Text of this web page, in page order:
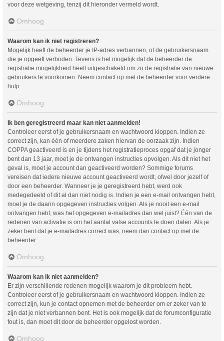
voor deze wetgeving, tenzij dit hieronder vermeld wordt.
Omhoog
Waarom kan ik niet registreren?
Mogelijk heeft de beheerder je IP-adres verbannen, of de gebruikersnaam
die je opgeeft verboden. Tevens is het mogelijk dat de beheerder de
registratie mogelijkheid heeft uitgeschakeld om zo de registratie van nieuwe
gebruikers te voorkomen. Neem contact op met de beheerder voor verdere
hulp.
Omhoog
Ik ben geregistreerd maar kan niet aanmelden!
Controleer eerst of je gebruikersnaam en wachtwoord kloppen. Indien ze
correct zijn, kan één of meerdere zaken hiervan de oorzaak zijn. Indien
COPPA geactiveerd is en je tijdens het registratieproces opgaf dat je jonger
bent dan 13 jaar, moet je de ontvangen instructies opvolgen. Als dit niet het
geval is, moet je account dan geactiveerd worden? Sommige forums
vereisen dat iedere nieuwe account geactiveerd wordt, ofwel door jezelf of
door een beheerder. Wanneer je je geregistreerd hebt, werd ook
medegedeeld of dit al dan niet nodig is. Indien je een e-mail ontvangen hebt,
moet je de daarin opgegeven instructies volgen. Als je nooit een e-mail
ontvangen hebt, was het opgegeven e-mailadres dan wel juist? Één van de
redenen van activatie is om het aantal valse accounts te doen dalen. Als je
zeker bent dat je e-mailadres correct was, neem dan contact op met de
beheerder.
Omhoog
Waarom kan ik niet aanmelden?
Er zijn verschillende redenen mogelijk waarom je dit probleem hebt.
Controleer eerst of je gebruikersnaam en wachtwoord kloppen. Indien ze
correct zijn, kun je contact opnemen met de beheerder om er zeker van te
zijn dat je niet verbannen bent. Het is ook mogelijk dat de forumconfiguratie
fout is, dan moet dit door de beheerder opgelost worden.
Omhoog